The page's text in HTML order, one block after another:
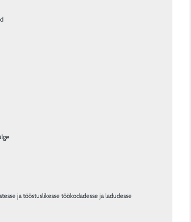
ja tööstuslikesse töökodadesse ja ladudesse